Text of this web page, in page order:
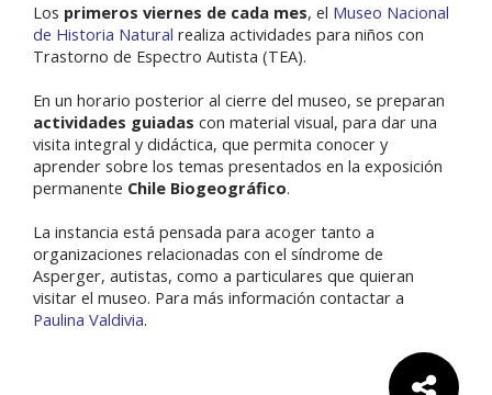
Los primeros viernes de cada mes, el Museo Nacional
de Historia Natural realiza actividades para niños con
Trastorno de Espectro Autista (TEA).
En un horario posterior al cierre del museo, se preparan
actividades guiadas con material visual, para dar una
visita integral y didáctica, que permita conocer y
aprender sobre los temas presentados en la exposición
permanente Chile Biogeográfico.
La instancia está pensada para acoger tanto a
organizaciones relacionadas con el síndrome de
Asperger, autistas, como a particulares que quieran
visitar el museo. Para más información contactar a
Paulina Valdivia.